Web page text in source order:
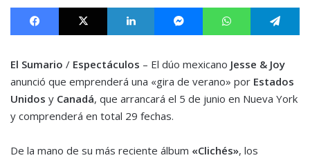
Facebook X LinkedIn MessengerWhatsApp
El Sumario / Espectáculos – El dúo mexicano Jesse & Joy
anunció que emprenderá una «gira de verano» por Estados
Unidos y Canadá, que arrancará el 5 de junio en Nueva York
y comprenderá en total 29 fechas.
De la mano de su más reciente álbum «Clichés», los